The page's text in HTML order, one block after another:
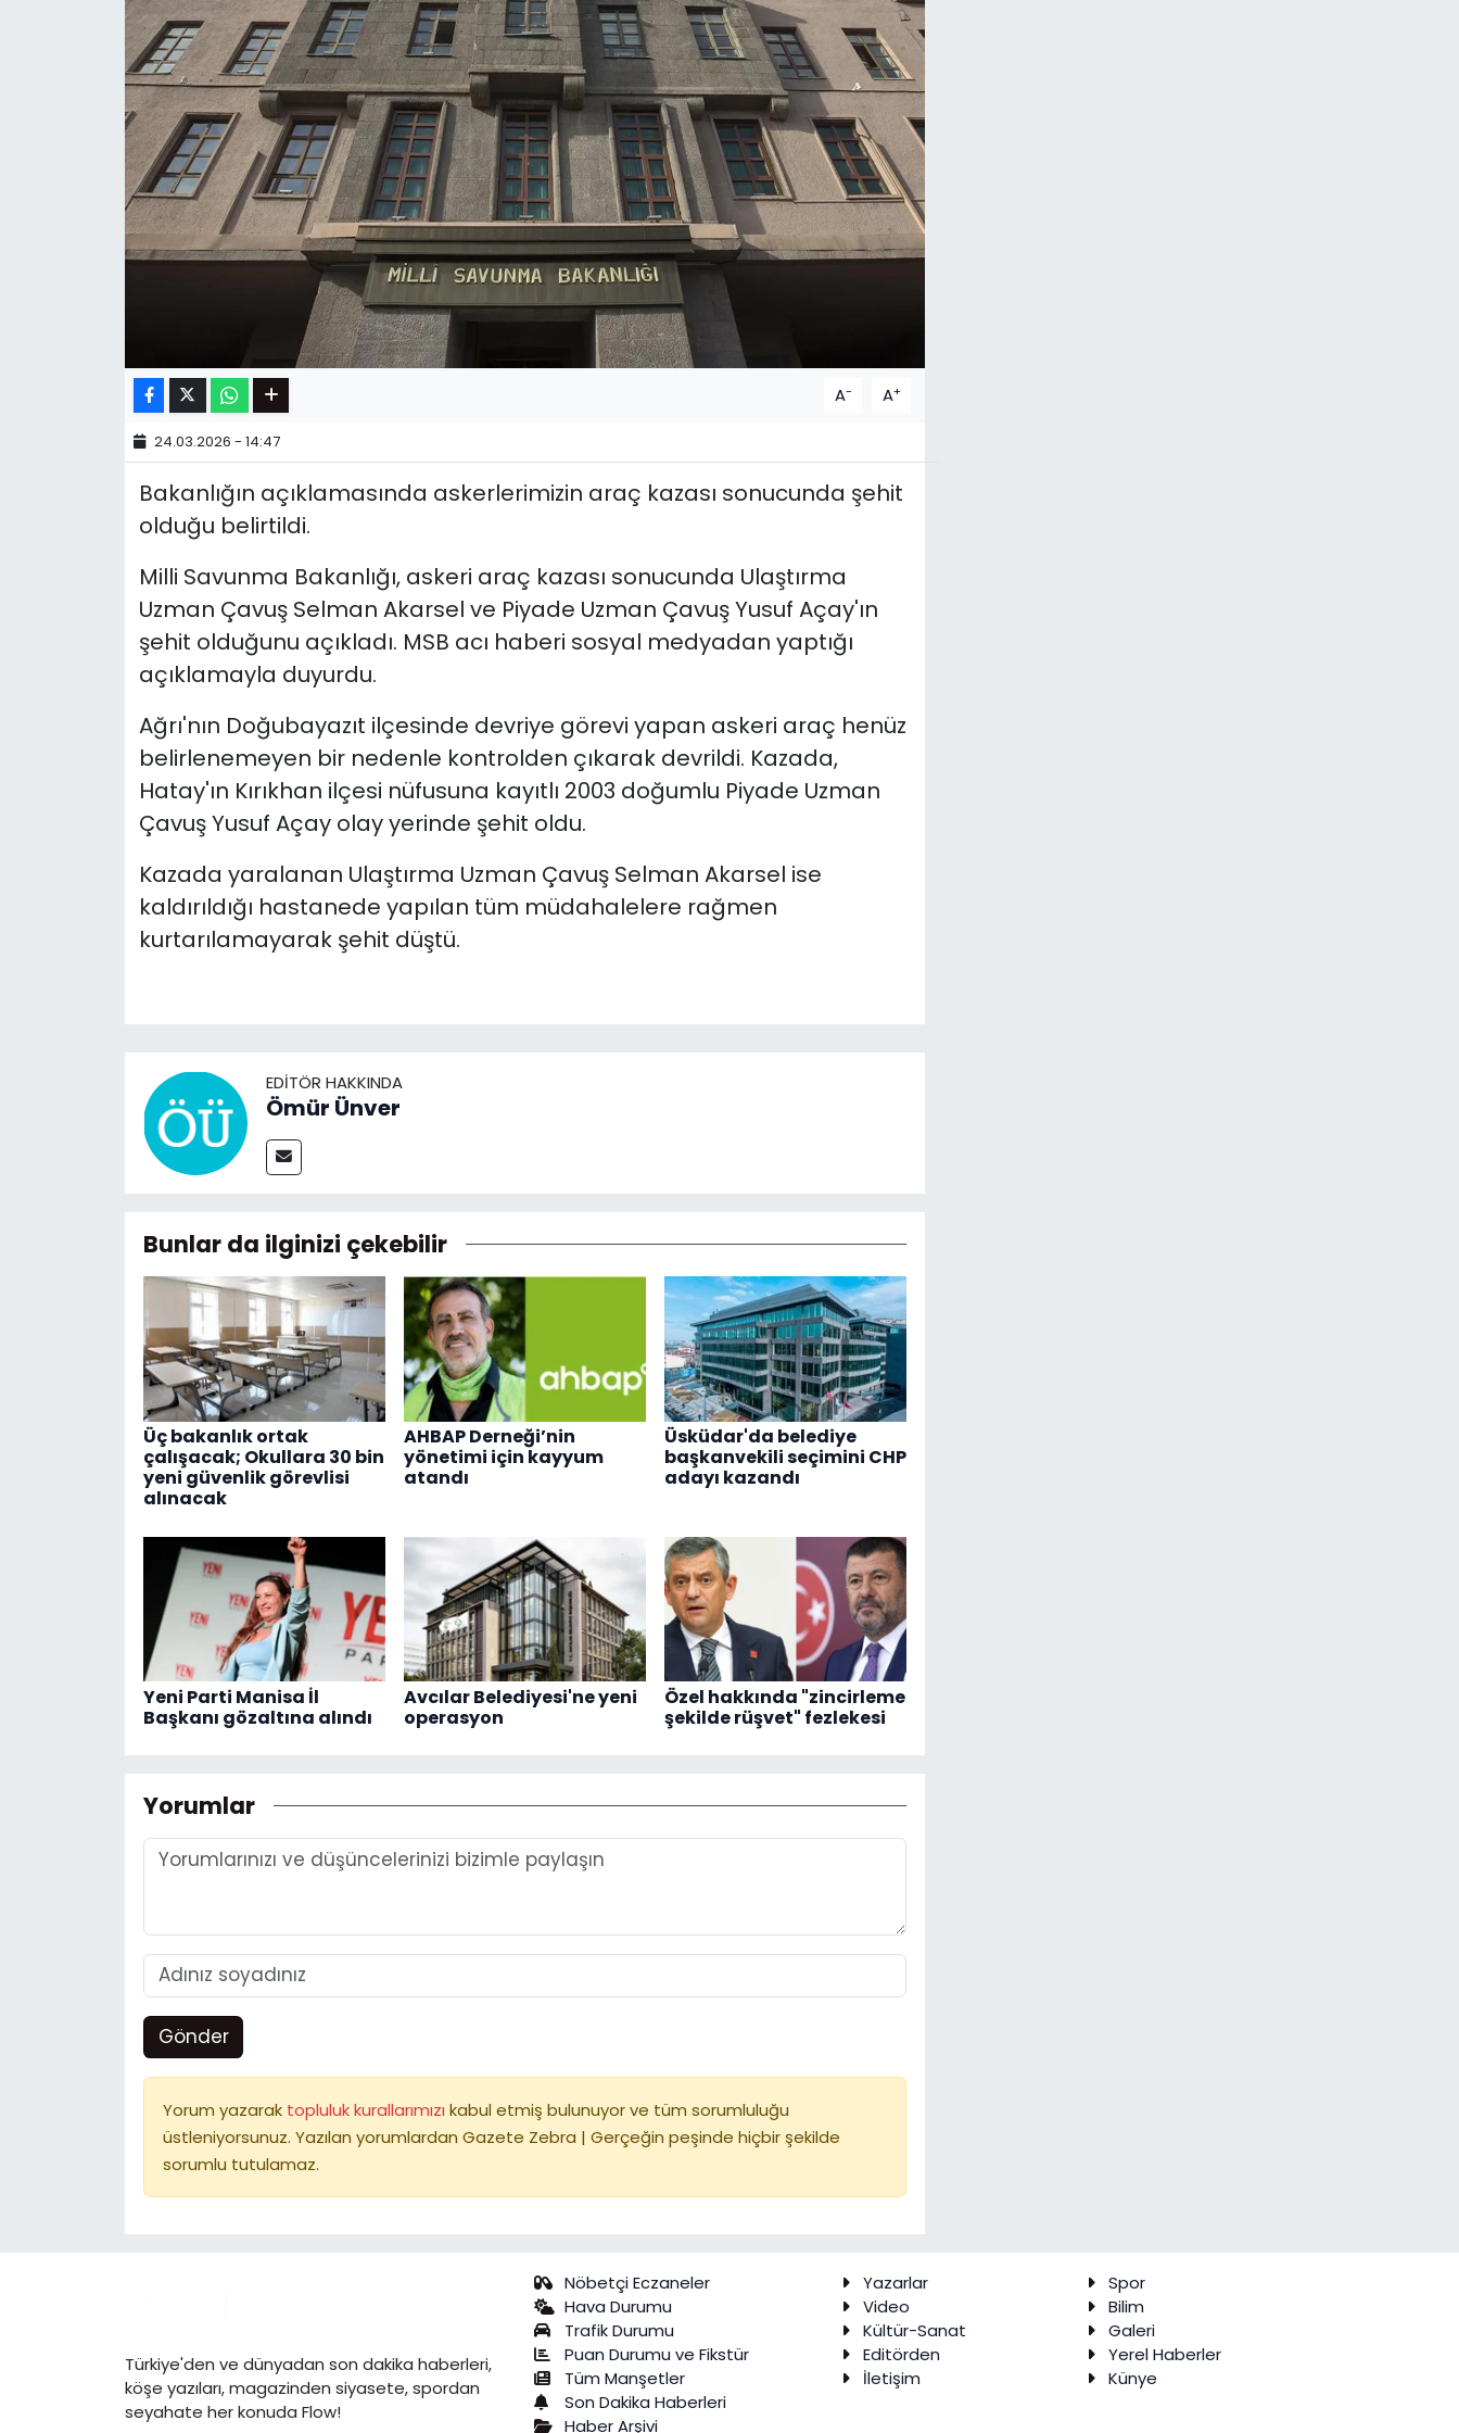
A- A+
24.03.2026 - 14:47
Bakanlığın açıklamasında askerlerimizin araç kazası sonucunda şehit
olduğu belirtildi.
Milli Savunma Bakanlığı, askeri araç kazası sonucunda Ulaştırma
Uzman Çavuş Selman Akarsel ve Piyade Uzman Çavuş Yusuf Açay'ın
şehit olduğunu açıkladı. MSB acı haberi sosyal medyadan yaptığı
açıklamayla duyurdu.
Ağrı'nın Doğubayazıt ilçesinde devriye görevi yapan askeri araç henüz
belirlenemeyen bir nedenle kontrolden çıkarak devrildi. Kazada,
Hatay'ın Kırıkhan ilçesi nüfusuna kayıtlı 2003 doğumlu Piyade Uzman
Çavuş Yusuf Açay olay yerinde şehit oldu.
Kazada yaralanan Ulaştırma Uzman Çavuş Selman Akarsel ise
kaldırıldığı hastanede yapılan tüm müdahalelere rağmen
kurtarılamayarak şehit düştü.
EDITÖR HAKKINDA
Ömür Ünver
Bunlar da ilginizi çekebilir
Üç bakanlık ortak
çalışacak; Okullara 30 bin
yeni güvenlik görevlisi
alınacak
AHBAP Derneği’nin
yönetimi için kayyum
atandı
Üsküdar'da belediye
başkanvekili seçimini CHP
adayı kazandı
Yeni Parti Manisa İl
Başkanı gözaltına alındı
Avcılar Belediyesi'ne yeni
operasyon
Özel hakkında "zincirleme
şekilde rüşvet" fezlekesi
Yorumlar
Gönder
Yorum yazarak topluluk kurallarımızı kabul etmiş bulunuyor ve tüm sorumluluğu
üstleniyorsunuz. Yazılan yorumlardan Gazete Zebra | Gerçeğin peşinde hiçbir şekilde
sorumlu tutulamaz.
Türkiye'den ve dünyadan son dakika haberleri,
köşe yazıları, magazinden siyasete, spordan
seyahate her konuda Flow!
Nöbetçi Eczaneler
Hava Durumu
Trafik Durumu
Puan Durumu ve Fikstür
Tüm Manşetler
Son Dakika Haberleri
Haber Arşivi
Yazarlar
Spor
Video
Bilim
Kültür-Sanat
Galeri
Editörden
Yerel Haberler
İletişim
Künye